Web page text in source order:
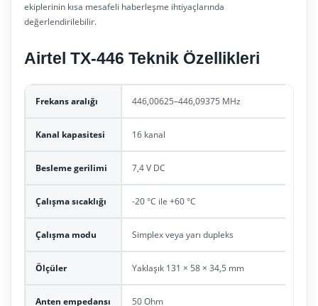
ekiplerinin kısa mesafeli haberleşme ihtiyaçlarında
değerlendirilebilir.
Airtel TX-446 Teknik Özellikleri
Frekans aralığı 446,00625–446,09375 MHz
Kanal kapasitesi 16 kanal
Besleme gerilimi 7,4 V DC
Çalışma sıcaklığı -20 °C ile +60 °C
Çalışma modu Simplex veya yarı dupleks
Ölçüler Yaklaşık 131 × 58 × 34,5 mm
Anten empedansı 50 Ohm